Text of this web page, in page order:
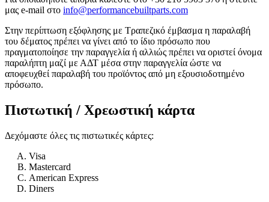
μας e-mail στο info@performancebuiltparts.com
Στην περίπτωση εξόφλησης με Τραπεζικό έμβασμα η παραλαβή
του δέματος πρέπει να γίνει από το ίδιο πρόσωπο που
πραγματοποίησε την παραγγελία ή αλλιώς πρέπει να οριστεί όνομα
παραλήπτη μαζί με ΑΔΤ μέσα στην παραγγελία ώστε να
αποφευχθεί παραλαβή του προϊόντος από μη εξουσιοδοτημένο
πρόσωπο.
Πιστωτική / Χρεωστική κάρτα
Δεχόμαστε όλες τις πιστωτικές κάρτες:
Visa
Mastercard
American Express
Diners